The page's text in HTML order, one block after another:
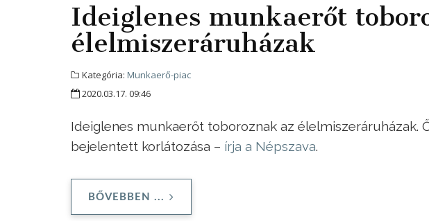
Ideiglenes munkaerőt
élelmiszeráruházak
Kategória: Munkaerő-piac
2020.03.17. 09:46
Ideiglenes munkaerőt toboroznak az élelmiszeráruházak.
bejelentett korlátozása – írja a Népszava.
BŐVEBBEN ...